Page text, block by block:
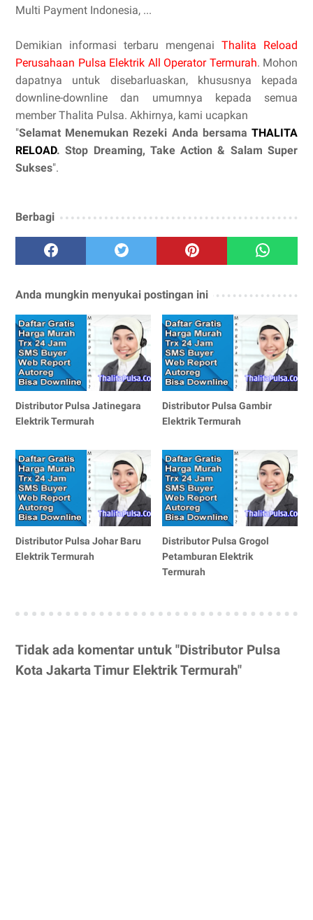
Multi Payment Indonesia, ...
Demikian informasi terbaru mengenai Thalita Reload
Perusahaan Pulsa Elektrik All Operator Termurah. Mohon
dapatnya untuk disebarluaskan, khususnya kepada
downline-downline dan umumnya kepada semua
member Thalita Pulsa. Akhirnya, kami ucapkan
"Selamat Menemukan Rezeki Anda bersama THALITA
RELOAD. Stop Dreaming, Take Action & Salam Super
Sukses".
Berbagi
Anda mungkin menyukai postingan ini
Distributor Pulsa Jatinegara
Elektrik Termurah
Distributor Pulsa Gambir
Elektrik Termurah
Distributor Pulsa Johar Baru
Elektrik Termurah
Distributor Pulsa Grogol
Petamburan Elektrik
Termurah
Tidak ada komentar untuk "Distributor Pulsa
Kota Jakarta Timur Elektrik Termurah"